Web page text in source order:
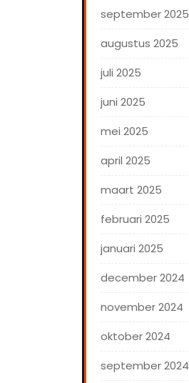
september 2025
augustus 2025
juli 2025
juni 2025
mei 2025
april 2025
maart 2025
februari 2025
januari 2025
december 2024
november 2024
oktober 2024
september 2024